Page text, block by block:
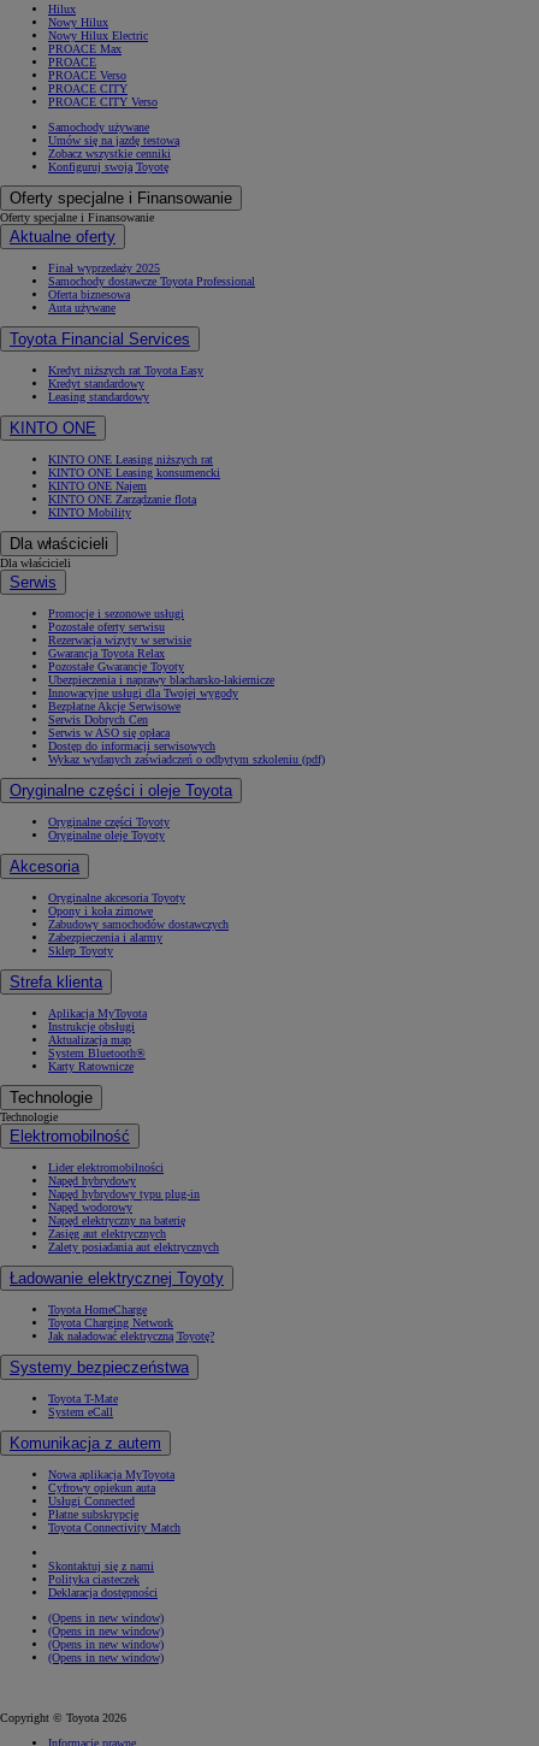
Hilux
Nowy Hilux
Nowy Hilux Electric
PROACE Max
PROACE
PROACE Verso
PROACE CITY
PROACE CITY Verso
Samochody używane
Umów się na jazdę testową
Zobacz wszystkie cenniki
Konfiguruj swoją Toyotę
Oferty specjalne i Finansowanie
Oferty specjalne i Finansowanie
Aktualne oferty
Finał wyprzedaży 2025
Samochody dostawcze Toyota Professional
Oferta biznesowa
Auta używane
Toyota Financial Services
Kredyt niższych rat Toyota Easy
Kredyt standardowy
Leasing standardowy
KINTO ONE
KINTO ONE Leasing niższych rat
KINTO ONE Leasing konsumencki
KINTO ONE Najem
KINTO ONE Zarządzanie flotą
KINTO Mobility
Dla właścicieli
Dla właścicieli
Serwis
Promocje i sezonowe usługi
Pozostałe oferty serwisu
Rezerwacja wizyty w serwisie
Gwarancja Toyota Relax
Pozostałe Gwarancje Toyoty
Ubezpieczenia i naprawy blacharsko-lakiernicze
Innowacyjne usługi dla Twojej wygody
Bezpłatne Akcje Serwisowe
Serwis Dobrych Cen
Serwis w ASO się opłaca
Dostęp do informacji serwisowych
Wykaz wydanych zaświadczeń o odbytym szkoleniu (pdf)
Oryginalne części i oleje Toyota
Oryginalne części Toyoty
Oryginalne oleje Toyoty
Akcesoria
Oryginalne akcesoria Toyoty
Opony i koła zimowe
Zabudowy samochodów dostawczych
Zabezpieczenia i alarmy
Sklep Toyoty
Strefa klienta
Aplikacja MyToyota
Instrukcje obsługi
Aktualizacja map
System Bluetooth®
Karty Ratownicze
Technologie
Technologie
Elektromobilność
Lider elektromobilności
Napęd hybrydowy
Napęd hybrydowy typu plug-in
Napęd wodorowy
Napęd elektryczny na baterię
Zasięg aut elektrycznych
Zalety posiadania aut elektrycznych
Ładowanie elektrycznej Toyoty
Toyota HomeCharge
Toyota Charging Network
Jak naładować elektryczną Toyotę?
Systemy bezpieczeństwa
Toyota T-Mate
System eCall
Komunikacja z autem
Nowa aplikacja MyToyota
Cyfrowy opiekun auta
Usługi Connected
Płatne subskrypcje
Toyota Connectivity Match
Skontaktuj się z nami
Polityka ciasteczek
Deklaracja dostępności
(Opens in new window)
(Opens in new window)
(Opens in new window)
(Opens in new window)
Copyright © Toyota 2026
Informacje prawne